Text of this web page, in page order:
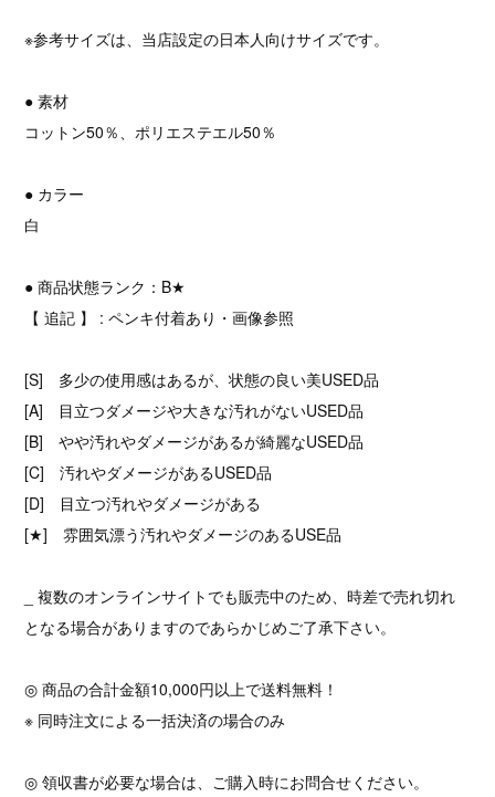
※参考サイズは、当店設定の日本人向けサイズです。
● 素材
コットン50％、ポリエステエル50％
● カラー
白
● 商品状態ランク：B★
【 追記 】 : ペンキ付着あり・画像参照
[S] 多少の使用感はあるが、状態の良い美USED品
[A] 目立つダメージや大きな汚れがないUSED品
[B] やや汚れやダメージがあるが綺麗なUSED品
[C] 汚れやダメージがあるUSED品
[D] 目立つ汚れやダメージがある
[★] 雰囲気漂う汚れやダメージのあるUSE品
_ 複数のオンラインサイトでも販売中のため、時差で売れ切れ
となる場合がありますのであらかじめご了承下さい。
◎ 商品の合計金額10,000円以上で送料無料！
※ 同時注文による一括決済の場合のみ
◎ 領収書が必要な場合は、ご購入時にお問合せください。